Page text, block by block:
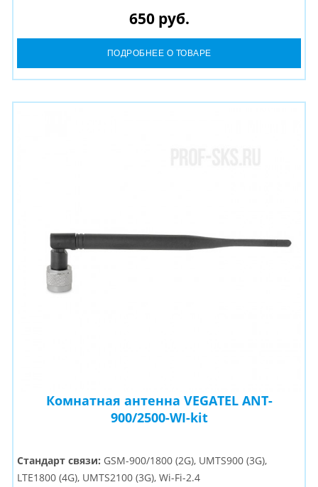
650 руб.
ПОДРОБНЕЕ О ТОВАРЕ
Комнатная антенна VEGATEL ANT-
900/2500-WI-kit
Стандарт связи: GSM-900/1800 (2G), UMTS900 (3G),
LTE1800 (4G), UMTS2100 (3G), Wi-Fi-2.4